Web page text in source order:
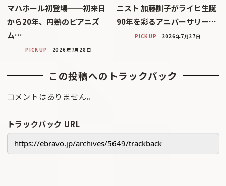
マハホール初登場──初来日
から20年、円熟のピアニズ
ム…
PICK UP 2026年7月28日
ニスト 加藤訓子がライヒ生誕
90年を彩るアニバーサリー…
PICK UP 2026年7月27日
この投稿へのトラックバック
コメントはありません。
トラックバック URL